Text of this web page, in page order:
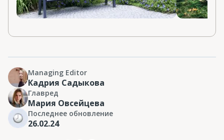
Managing Editor
Кадрия Садыкова
Главред
Мария Овсейцева
Последнее обновление
26.02.24